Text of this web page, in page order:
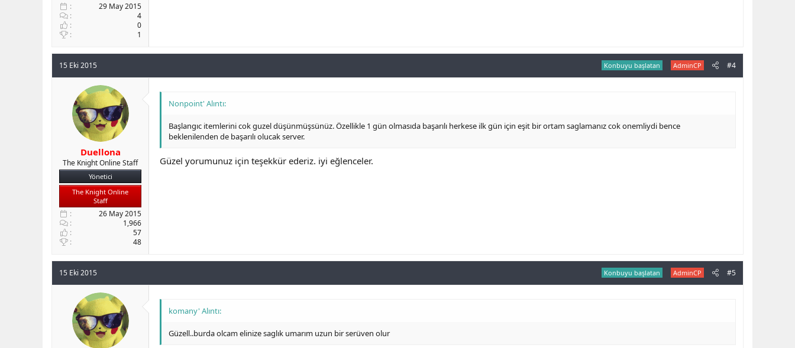
29 May 2015
4
0
1
15 Eki 2015 Konbuyu başlatan AdminCP #4
Duellona
The Knight Online Staff
Yönetici
The Knight Online
Staff
26 May 2015
1,966
57
48
Nonpoint' Alıntı:
Başlangıc itemlerini cok guzel düşünmüşsünüz. Özellikle 1 gün olmasıda başarılı herkese ilk gün için eşit bir ortam saglamanız cok onemliydi bence
beklenilenden de başarılı olucak server.
Güzel yorumunuz için teşekkür ederiz. iyi eğlenceler.
15 Eki 2015 Konbuyu başlatan AdminCP #5
komany' Alıntı:
Güzell..burda olcam elinize saglık umarım uzun bir serüven olur